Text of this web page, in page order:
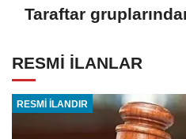
Taraftar
RESMİ İLANLAR
RESMİ İLANDIR